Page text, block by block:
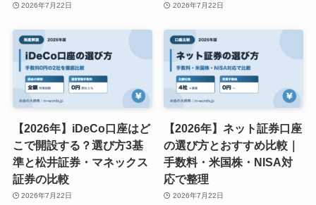
2026年7月22日 2026年7月22日
【2026年】iDeCo口座はど
こで開設する？選び方3基
準と松井証券・マネックス
証券の比較
2026年7月22日
【2026年】ネット証券口座
の選び方とおすすめ比較｜
手数料・米国株・NISA対
応で整理
2026年7月22日